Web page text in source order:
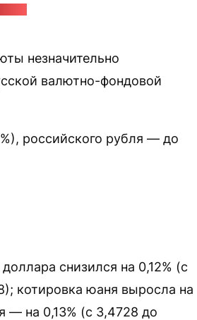
незначительно
валютно-фондовой
российского рубля — до
снизился на 0,12% (с
котировка юаня выросла на
— на 0,13% (с 3,4728 до